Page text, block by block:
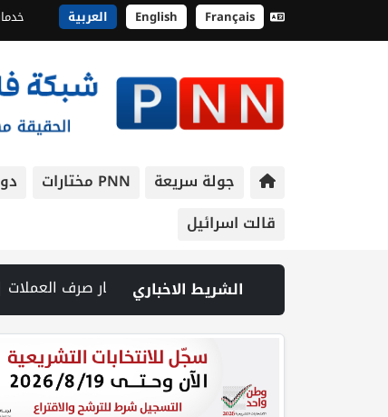
English Français العربية
جولة سريعة PNN مختارات
قالت اسرائيل
الشريط الاخباري
مع إيران والخيار العسكري لا يزال مطروحا | مصابون وإحراق مساكن في هجوم للمستوطنين بالخليل وشرق نابلس | مقتل جنديين إسرائيليين بانفجار عبوة ناسفة جنوب لبنان | الطقس: